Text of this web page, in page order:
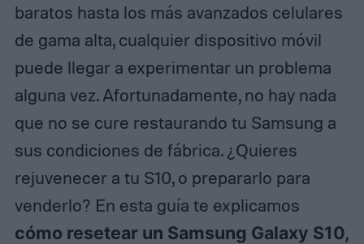
baratos hasta los más avanzados celulares
de gama alta, cualquier dispositivo móvil
puede llegar a experimentar un problema
alguna vez. Afortunadamente, no hay nada
que no se cure restaurando tu Samsung a
sus condiciones de fábrica. ¿Quieres
rejuvenecer a tu S10, o prepararlo para
venderlo? En esta guía te explicamos
cómo resetear un Samsung Galaxy S10,